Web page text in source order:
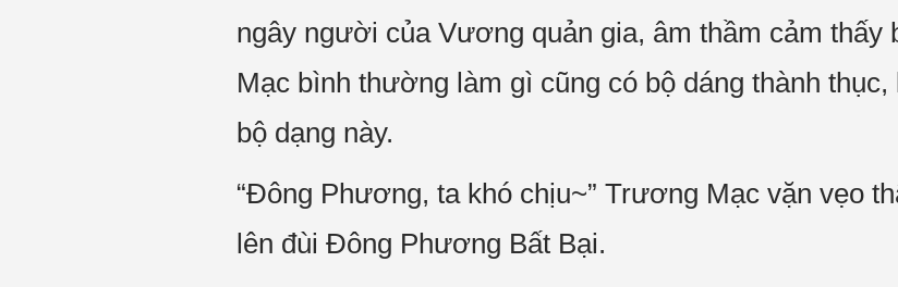
ngây người của Vương quản gia, âm thầm cảm
Mạc bình thường làm gì cũng có bộ dáng thành
bộ dạng này.
“Đông Phương, ta khó chịu~” Trương Mạc vặn vẹo
lên đùi Đông Phương Bất Bại.